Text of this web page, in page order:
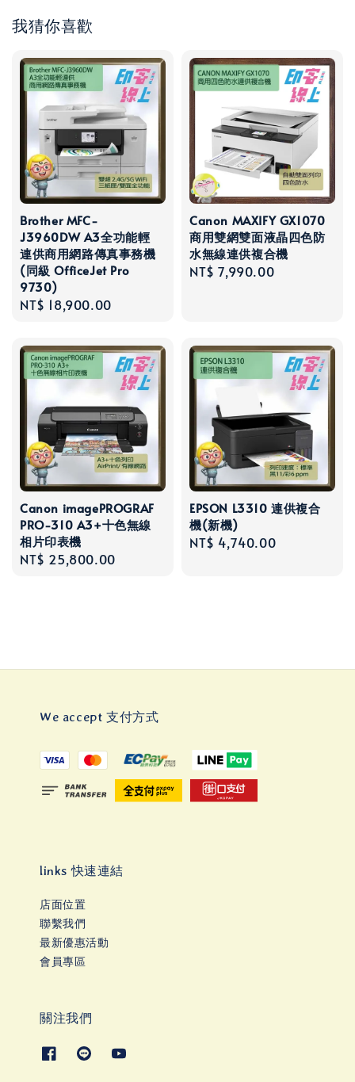
我猜你喜歡
Brother MFC-
J3960DW A3全功能輕
連供商用網路傳真事務機
(同級 OfficeJet Pro
9730)
Regular
NT$ 18,900.00
Canon MAXIFY GX1070
商用雙網雙面液晶四色防
水無線連供複合機
Regular
NT$ 7,990.00
Canon imagePROGRAF
PRO-310 A3+十色無線
相片印表機
Regular
NT$ 25,800.00
EPSON L3310 連供複合
機(新機)
Regular
NT$ 4,740.00
We accept 支付方式
links 快速連結
店面位置
聯繫我們
最新優惠活動
會員專區
關注我們